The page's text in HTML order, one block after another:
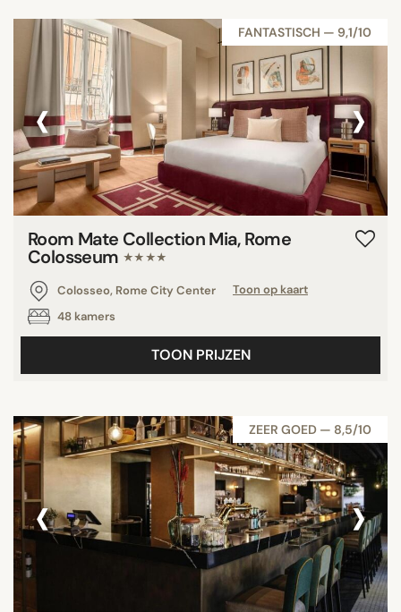
FANTASTISCH — 9,1/10
‹ ›
Room Mate Collection Mia, Rome
Colosseum ★★★★
Colosseo, Rome City Center
Toon op kaart
48 kamers
TOON PRIJZEN
ZEER GOED — 8,5/10
‹ ›